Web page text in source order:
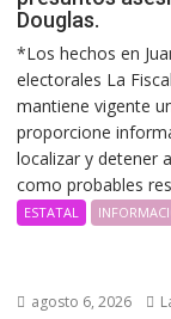
Douglas.
*Los hechos en
electorales La
mantiene vigente
proporcione
localizar y detener
como probables
ESTATAL
agosto 6, 2026